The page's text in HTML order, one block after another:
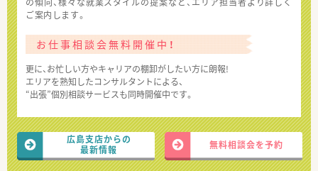
ご案内します。
お仕事相談会無料開催中！
更に、お忙しい方やキャリアの棚卸がしたい方に朗報!
エリアを熟知したコンサルタントによる、
“出張”個別相談サービスも同時開催中です。
広島支店からの
最新情報
無料相談会を予約